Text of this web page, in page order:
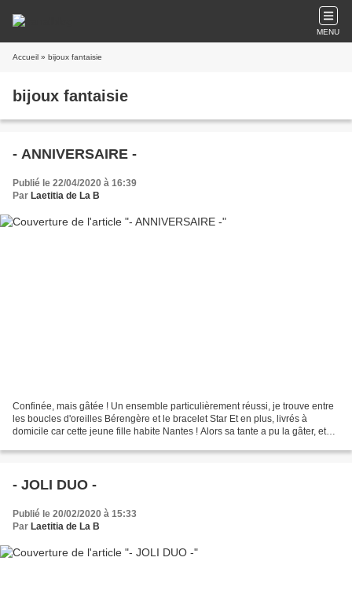
MENU
Accueil » bijoux fantaisie
bijoux fantaisie
- ANNIVERSAIRE -
Publié le 22/04/2020 à 16:39
Par Laetitia de La B
Confinée, mais gâtée ! Un ensemble particulièrement réussi, je trouve entre
les boucles d'oreilles Bérengère et le bracelet Star Et en plus, livrés à
domicile car cette jeune fille habite Nantes ! Alors sa tante a pu la gâter, et
- JOLI DUO -
Publié le 20/02/2020 à 15:33
Par Laetitia de La B